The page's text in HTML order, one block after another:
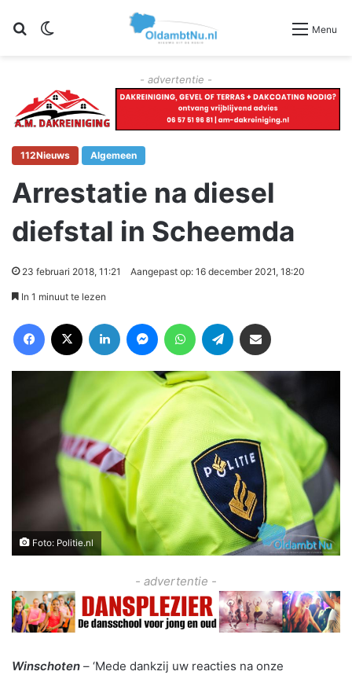
Zoeken Menu
- advertentie -
112Nieuws Algemeen
Arrestatie na diesel
diefstal in Scheemda
23 februari 2018, 11:21 Aangepast op: 16 december 2021, 18:20
In 1 minuut te lezen
Foto: Politie.nl
- advertentie -
Winschoten – ‘Mede dankzij uw reacties na onze